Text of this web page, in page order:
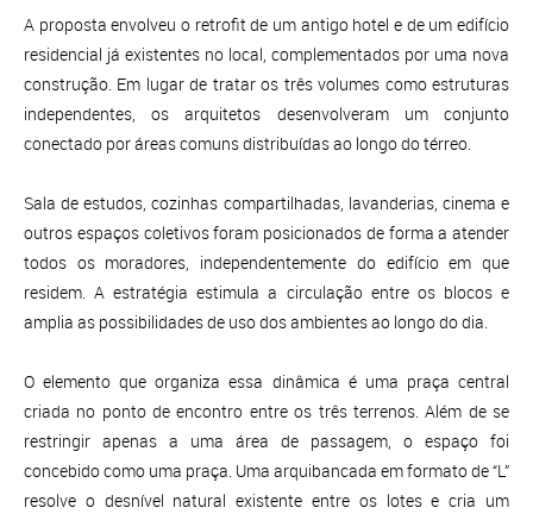
A proposta envolveu o retrofit de um antigo hotel e de um edifício
residencial já existentes no local, complementados por uma nova
construção. Em lugar de tratar os três volumes como estruturas
independentes, os arquitetos desenvolveram um conjunto
conectado por áreas comuns distribuídas ao longo do térreo.
Sala de estudos, cozinhas compartilhadas, lavanderias, cinema e
outros espaços coletivos foram posicionados de forma a atender
todos os moradores, independentemente do edifício em que
residem. A estratégia estimula a circulação entre os blocos e
amplia as possibilidades de uso dos ambientes ao longo do dia.
O elemento que organiza essa dinâmica é uma praça central
criada no ponto de encontro entre os três terrenos. Além de se
restringir apenas a uma área de passagem, o espaço foi
concebido como uma praça. Uma arquibancada em formato de “L”
resolve o desnível natural existente entre os lotes e cria um